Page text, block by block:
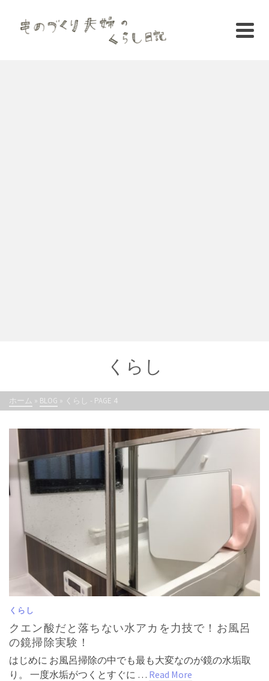
くらし
ホーム » BLOG » くらし - PAGE 4
くらし
クエン酸だと落ちない水アカを力技で！お風呂
の鏡掃除実験！
はじめに お風呂掃除の中でも最も大変なのが鏡の水垢取
り。 一度水垢がつくとすぐに … Read More